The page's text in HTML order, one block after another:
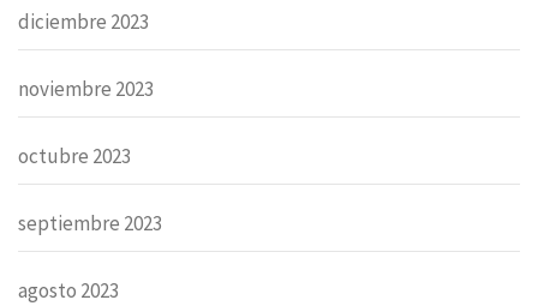
diciembre 2023
noviembre 2023
octubre 2023
septiembre 2023
agosto 2023